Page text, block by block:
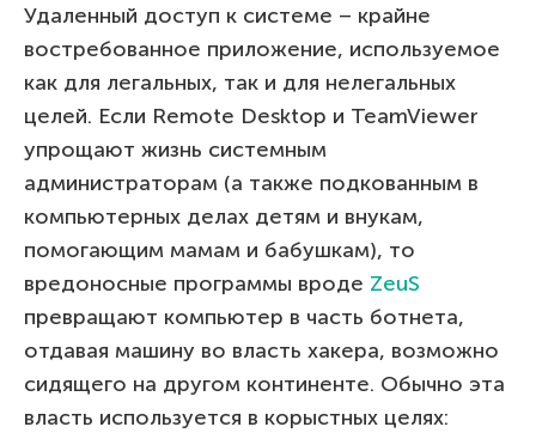
Удаленный доступ к системе – крайне
востребованное приложение, используемое
как для легальных, так и для нелегальных
целей. Если Remote Desktop и TeamViewer
упрощают жизнь системным
администраторам (а также подкованным в
компьютерных делах детям и внукам,
помогающим мамам и бабушкам), то
вредоносные программы вроде ZeuS
превращают компьютер в часть ботнета,
отдавая машину во власть хакера, возможно
сидящего на другом континенте. Обычно эта
власть используется в корыстных целях: